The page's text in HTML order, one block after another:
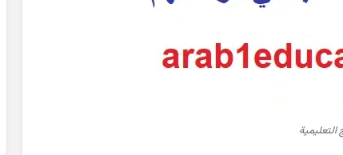
التعليمية